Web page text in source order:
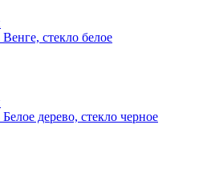
стекло белое
дерево, стекло черное